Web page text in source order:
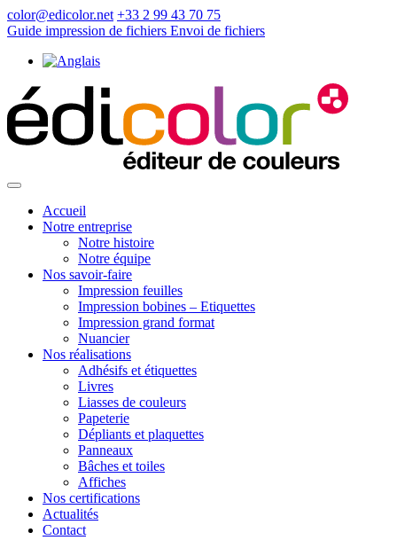
color@edicolor.net +33 2 99 43 70 75
Guide impression de fichiers Envoi de fichiers
Accueil
Notre entreprise
Notre histoire
Notre équipe
Nos savoir-faire
Impression feuilles
Impression bobines – Etiquettes
Impression grand format
Nuancier
Nos réalisations
Adhésifs et étiquettes
Livres
Liasses de couleurs
Papeterie
Dépliants et plaquettes
Panneaux
Bâches et toiles
Affiches
Nos certifications
Actualités
Contact